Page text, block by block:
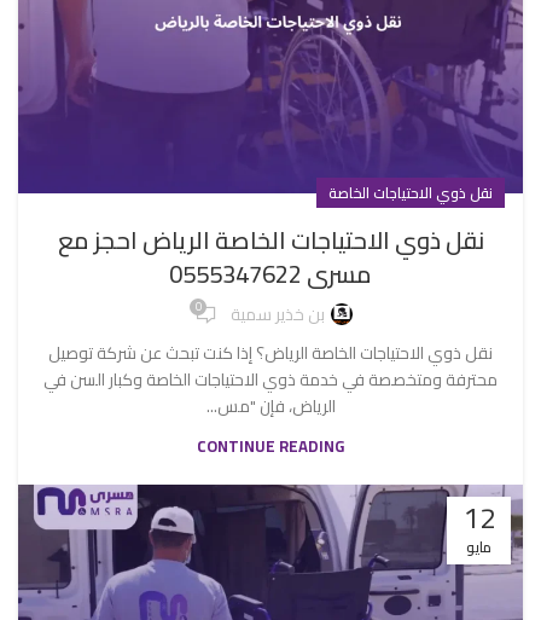
نقل ذوي الاحتياجات الخاصة
نقل ذوي الاحتياجات الخاصة الرياض احجز مع
مسرى 0555347622
بن خذير سمية 0
نقل ذوي الاحتياجات الخاصة الرياض؟ إذا كنت تبحث عن شركة توصيل
محترفة ومتخصصة في خدمة ذوي الاحتياجات الخاصة وكبار السن في
الرياض، فإن "مس...
CONTINUE READING
12
مايو